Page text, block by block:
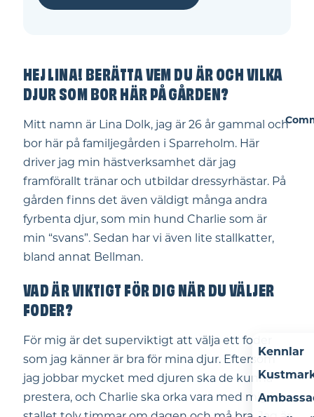
Kennlar
HEJ LINA! BERÄTTA VEM DU ÄR OCH VILKA
DJUR SOM BOR HÄR PÅ GÅRDEN?
Mitt namn är Lina Dolk, jag är 26 år gammal och
bor här på familjegården i Sparreholm. Här
driver jag min hästverksamhet där jag
framförallt tränar och utbildar dressyrhästar. På
gården finns det även väldigt många andra
fyrbenta djur, som min hund Charlie som är
min “svans”. Sedan har vi även lite stallkatter,
bland annat Bellman.
VAD ÄR VIKTIGT FÖR DIG NÄR DU VÄLJER
FODER?
För mig är det superviktigt att välja ett foder
som jag känner är bra för mina djur. Eftersom
jag jobbar mycket med djuren ska de kunna
prestera, och Charlie ska orka vara med mig i